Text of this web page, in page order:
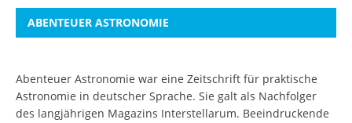
ABENTEUER ASTRONOMIE
Abenteuer Astronomie war eine Zeitschrift für praktische
Astronomie in deutscher Sprache. Sie galt als Nachfolger
des langjährigen Magazins Interstellarum. Beeindruckende